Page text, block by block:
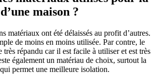
maison ?
matériaux ont été délaissés au profit d’autres.
de moins en moins utilisée. Par contre, le
très répandu car il est facile à utiliser et est très
également un matériau de choix, surtout la
permet une meilleure isolation.